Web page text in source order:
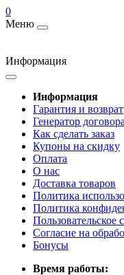
0
Меню
Информация
Информация
Гарантия и возврат
Генератор договора
Как сделать заказ
Купоны на скидку
Оплата
О нас
Доставка товаров
Политика
Политика
Пользовательское
Согласие на
Бонусы
Время работы: